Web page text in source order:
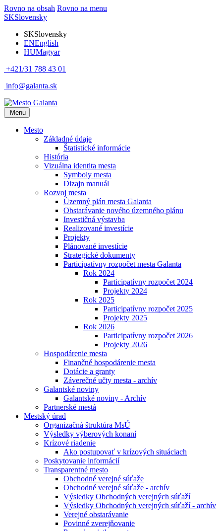
Rovno na obsah Rovno na menu
SKSlovensky
SKSlovensky
ENEnglish
HUMagyar
+421/31 788 43 01
info@galanta.sk
Menu
Mesto
Základné údaje
Štatistické informácie
História
Vizuálna identita mesta
Symboly mesta
Dizajn manuál
Rozvoj mesta
Územný plán mesta Galanta
Obstarávanie nového územného plánu
Investičná výstavba
Realizované investície
Projekty
Plánované investície
Strategické dokumenty
Participatívny rozpočet mesta Galanta
Rok 2024
Participatívny rozpočet 2024
Projekty 2024
Rok 2025
Participatívny rozpočet 2025
Projekty 2025
Rok 2026
Participatívny rozpočet 2026
Projekty 2026
Hospodárenie mesta
Finančné hospodárenie mesta
Dotácie a granty
Záverečné učty mesta - archív
Galantské noviny
Galantské noviny - Archív
Partnerské mestá
Mestský úrad
Organizačná štruktúra MsÚ
Výsledky výberových konaní
Krízové riadenie
Ako postupovať v krízových situáciach
Poskytovanie informácií
Transparentné mesto
Obchodné verejné súťaže
Obchodné verejné súťaže - archív
Výsledky Obchodných verejných súťaží
Výsledky Obchodných verejných súťaží - archív
Verejné obstarávanie
Povinné zverejňovanie